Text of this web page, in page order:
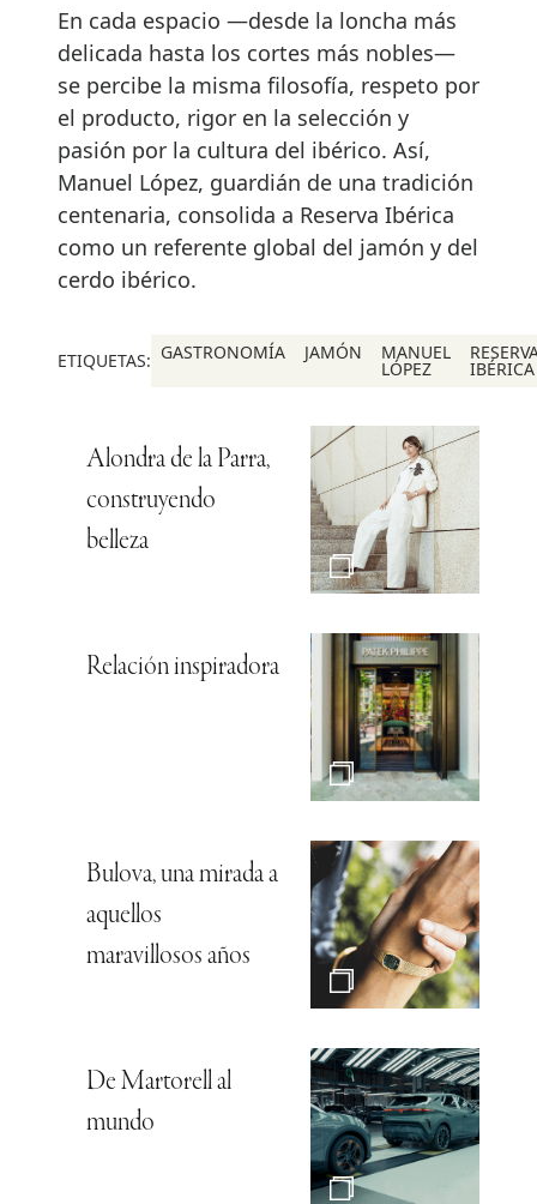
En cada espacio —desde la loncha más
delicada hasta los cortes más nobles—
se percibe la misma filosofía, respeto por
el producto, rigor en la selección y
pasión por la cultura del ibérico. Así,
Manuel López, guardián de una tradición
centenaria, consolida a Reserva Ibérica
como un referente global del jamón y del
cerdo ibérico.
ETIQUETAS: GASTRONOMÍA JAMÓN MANUEL
LÓPEZ IBÉRICA
Alondra de la Parra,
construyendo
belleza
Relación inspiradora
Bulova, una mirada a
aquellos
maravillosos años
De Martorell al
mundo